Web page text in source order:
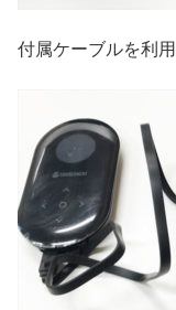
付属ケーブルを利